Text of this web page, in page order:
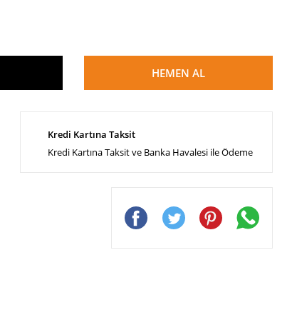
HEMEN AL
Kredi Kartına Taksit
Kredi Kartına Taksit ve Banka Havalesi ile Ödeme